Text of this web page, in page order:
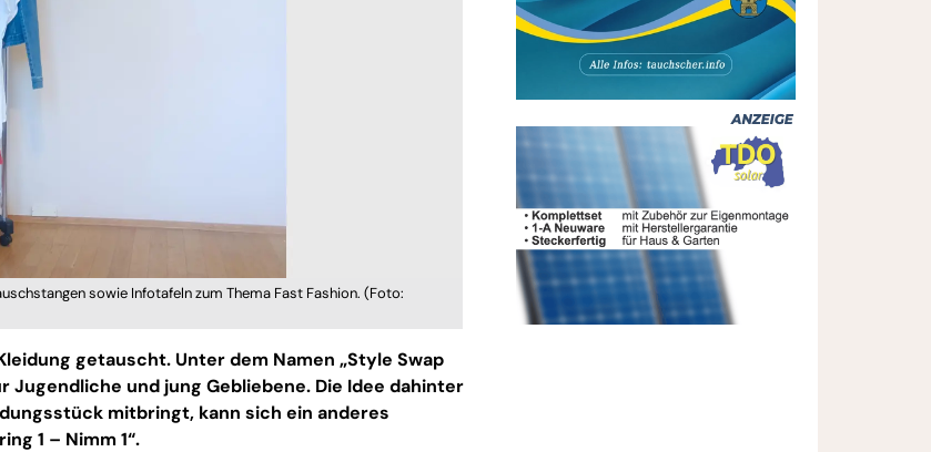
sowie Infotafeln zum Thema Fast Fashion. (Foto:
getauscht. Unter dem Namen „Style Swap
und jung Gebliebene. Die Idee dahinter
mitbringt, kann sich ein anderes
1 – Nimm 1“.